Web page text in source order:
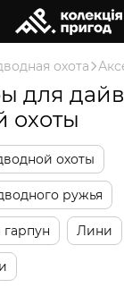
охота
для
охоты
охоты
ружья
Лини